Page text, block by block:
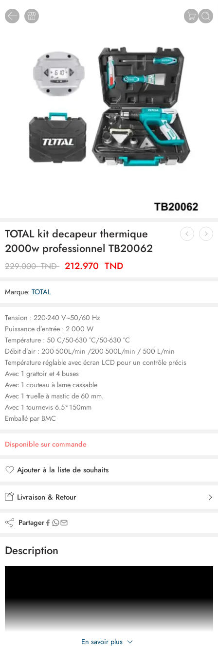
TOTAL kit decapeur thermique
2000w professionnel TB20062
229.000TND 212.970 TND
Marque: TOTAL
Tension : 220-240 V~50/60 Hz
Puissance d’entrée : 2 000 W
Température : 50 C/50-630 °C/50-630 °C
Débit d’air : 200-500L/min /200-500L/min / 500 L/min
Température réglable avec écran LCD pour un contrôle précis
Avec 1 grattoir et 4 buses
Avec 1 couteau à lame cassable
Avec 1 truelle à mastic de 60 mm.
Avec 1 tournevis 6.5*150mm
Emballé par BMC
Disponible sur commande
Ajouter à la liste de souhaits
Livraison & Retour
Partager
Description
En savoir plus